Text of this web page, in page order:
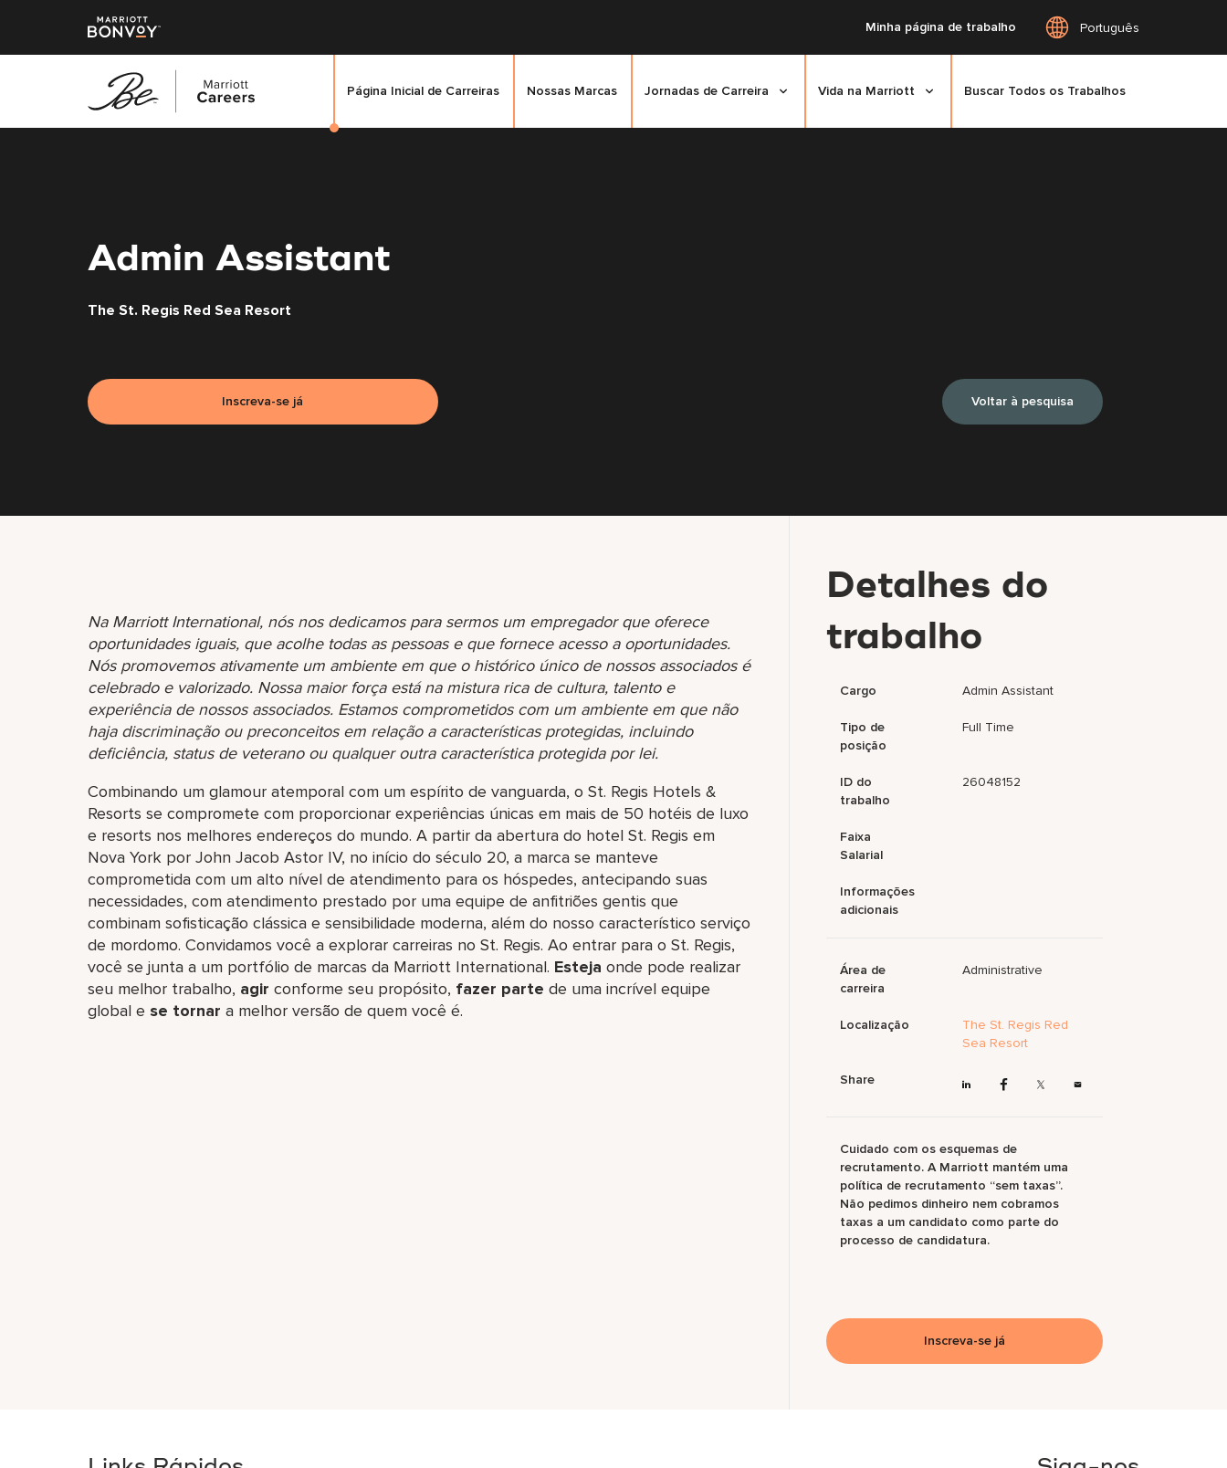
Minha página de trabalho Português
Página Inicial de Carreiras Nossas Marcas Jornadas de Carreira Vida na Marriott Buscar Todos os Trabalhos
Admin Assistant
The St. Regis Red Sea Resort
Inscreva-se já Voltar à pesquisa
Na Marriott International, nós nos dedicamos para sermos um empregador que oferece
oportunidades iguais, que acolhe todas as pessoas e que fornece acesso a oportunidades.
Nós promovemos ativamente um ambiente em que o histórico único de nossos associados é
celebrado e valorizado. Nossa maior força está na mistura rica de cultura, talento e
experiência de nossos associados. Estamos comprometidos com um ambiente em que não
haja discriminação ou preconceitos em relação a características protegidas, incluindo
deficiência, status de veterano ou qualquer outra característica protegida por lei.
Combinando um glamour atemporal com um espírito de vanguarda, o St. Regis Hotels &
Resorts se compromete com proporcionar experiências únicas em mais de 50 hotéis de luxo
e resorts nos melhores endereços do mundo. A partir da abertura do hotel St. Regis em
Nova York por John Jacob Astor IV, no início do século 20, a marca se manteve
comprometida com um alto nível de atendimento para os hóspedes, antecipando suas
necessidades, com atendimento prestado por uma equipe de anfitriões gentis que
combinam sofisticação clássica e sensibilidade moderna, além do nosso característico serviço
de mordomo. Convidamos você a explorar carreiras no St. Regis. Ao entrar para o St. Regis,
você se junta a um portfólio de marcas da Marriott International. Esteja onde pode realizar
seu melhor trabalho,​ agir conforme seu propósito, fazer parte de uma incrível equipe
global​ e se tornar a melhor versão de quem você é.
Detalhes do
trabalho
Cargo Admin Assistant
Tipo de
posição
Full Time
ID do
trabalho
26048152
Faixa
Salarial
Informações
adicionais
Área de
carreira
Administrative
Localização
The St. Regis Red
Sea Resort
Share
Cuidado com os esquemas de
recrutamento. A Marriott mantém uma
política de recrutamento “sem taxas”.
Não pedimos dinheiro nem cobramos
taxas a um candidato como parte do
processo de candidatura.
Inscreva-se já